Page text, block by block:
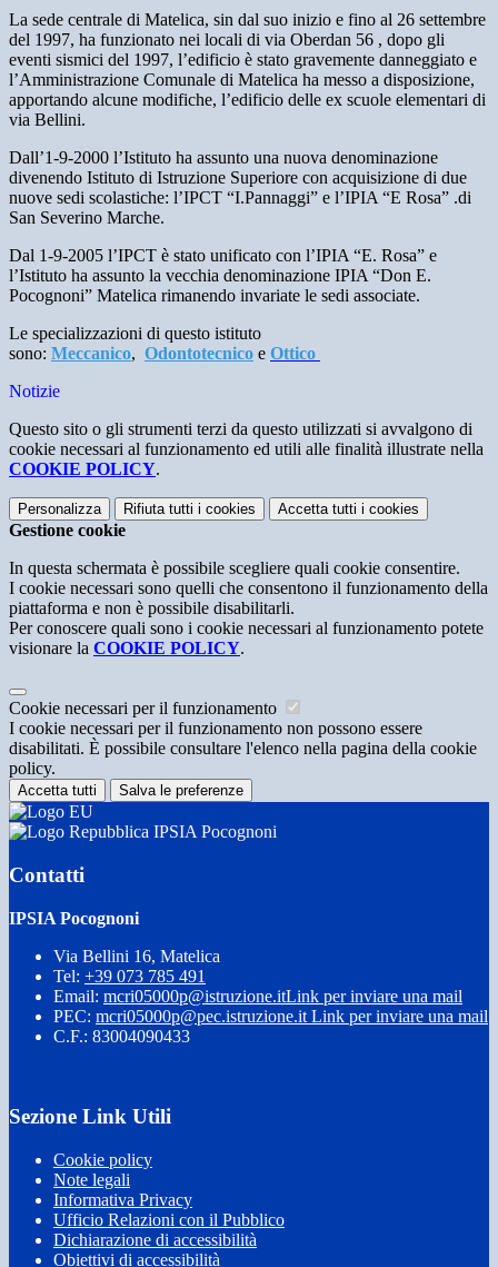
La sede centrale di Matelica, sin dal suo inizio e fino al 26 settembre
del 1997, ha funzionato nei locali di via Oberdan 56 , dopo gli
eventi sismici del 1997, l’edificio è stato gravemente danneggiato e
l’Amministrazione Comunale di Matelica ha messo a disposizione,
apportando alcune modifiche, l’edificio delle ex scuole elementari di
via Bellini.
Dall’1-9-2000 l’Istituto ha assunto una nuova denominazione
divenendo Istituto di Istruzione Superiore con acquisizione di due
nuove sedi scolastiche: l’IPCT “I.Pannaggi” e l’IPIA “E Rosa” .di
San Severino Marche.
Dal 1-9-2005 l’IPCT è stato unificato con l’IPIA “E. Rosa” e
l’Istituto ha assunto la vecchia denominazione IPIA “Don E.
Pocognoni” Matelica rimanendo invariate le sedi associate.
Le specializzazioni di questo istituto
sono: Meccanico, Odontotecnico e Ottico
Notizie
Questo sito o gli strumenti terzi da questo utilizzati si avvalgono di
cookie necessari al funzionamento ed utili alle finalità illustrate nella
COOKIE POLICY.
Personalizza Rifiuta tutti i cookies Accetta tutti i cookies
Gestione cookie
In questa schermata è possibile scegliere quali cookie consentire.
I cookie necessari sono quelli che consentono il funzionamento della
piattaforma e non è possibile disabilitarli.
Per conoscere quali sono i cookie necessari al funzionamento potete
visionare la COOKIE POLICY.
Cookie necessari per il funzionamento
I cookie necessari per il funzionamento non possono essere
disabilitati. È possibile consultare l'elenco nella pagina della cookie
policy.
Accetta tutti Salva le preferenze
IPSIA Pocognoni
Contatti
IPSIA Pocognoni
Via Bellini 16, Matelica
Tel: +39 073 785 491
Email: mcri05000p@istruzione.itLink per inviare una mail
PEC: mcri05000p@pec.istruzione.it Link per inviare una mail
C.F.: 83004090433
Sezione Link Utili
Cookie policy
Note legali
Informativa Privacy
Ufficio Relazioni con il Pubblico
Dichiarazione di accessibilità
Obiettivi di accessibilità